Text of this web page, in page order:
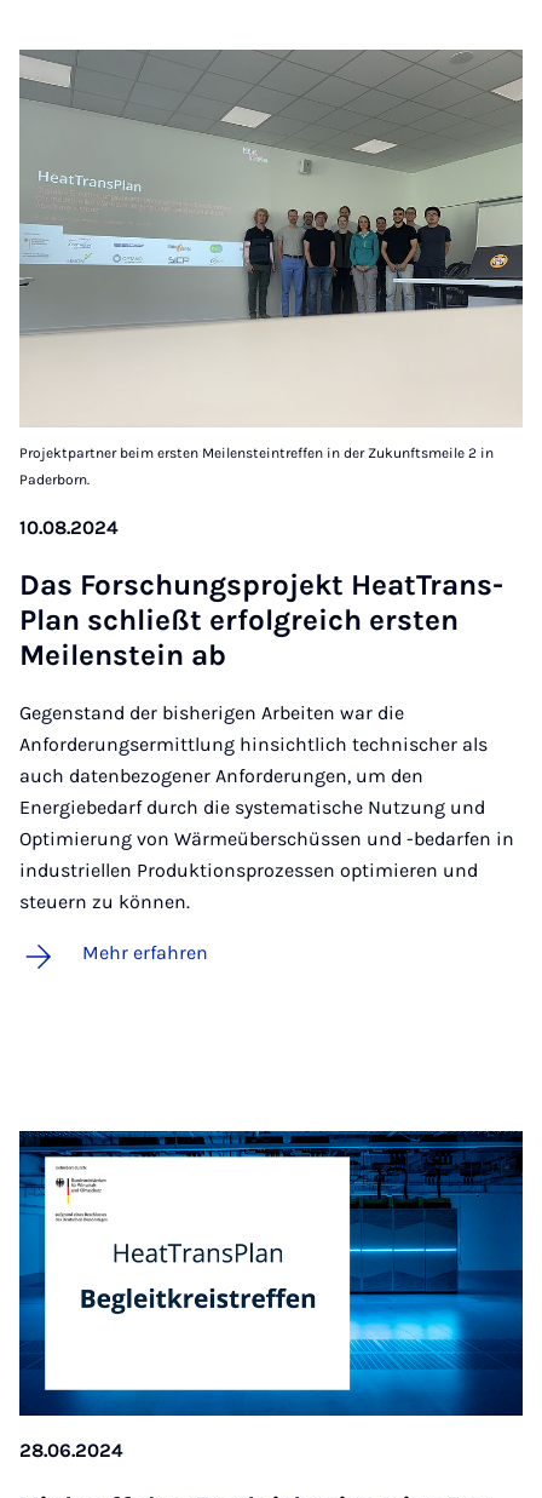
Projektpartner beim ersten Meilensteintreffen in der Zukunftsmeile 2 in
Paderborn.
10.08.2024
Das For­schungs­pro­jekt He­at­Trans­
Plan schließt er­folg­reich ers­ten
Mei­len­stein ab
Gegenstand der bisherigen Arbeiten war die
Anforderungsermittlung hinsichtlich technischer als
auch datenbezogener Anforderungen, um den
Energiebedarf durch die systematische Nutzung und
Optimierung von Wärmeüberschüssen und -bedarfen in
industriellen Produktionsprozessen optimieren und
steuern zu können.
Mehr erfahren
28.06.2024